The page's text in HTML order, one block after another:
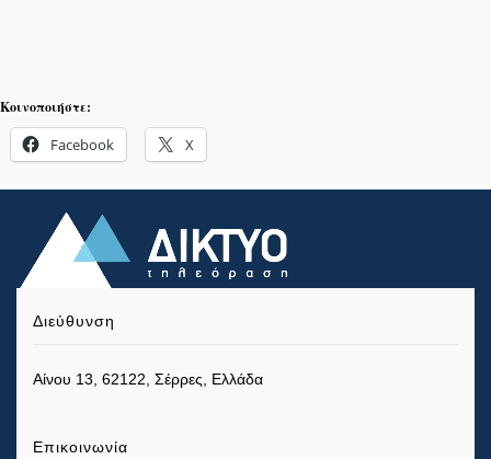
Κοινοποιήστε:
Facebook X
Διεύθυνση
Αίνου 13, 62122, Σέρρες, Ελλάδα
Επικοινωνία